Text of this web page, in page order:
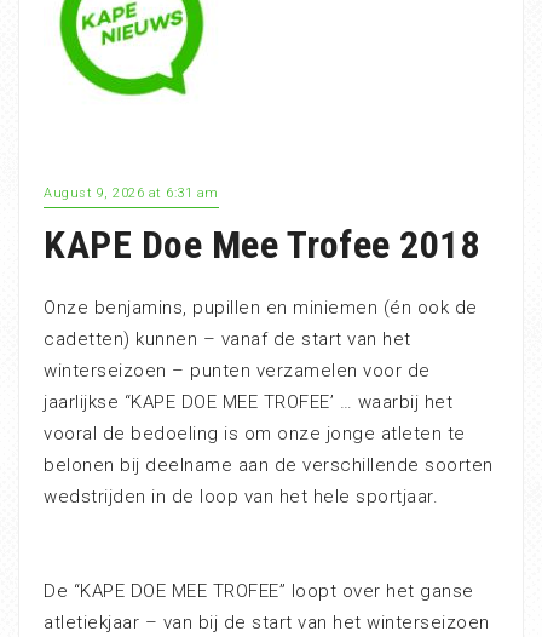
August 9, 2026 at 6:31 am
KAPE Doe Mee Trofee 2018
Onze benjamins, pupillen en miniemen (én ook de
cadetten) kunnen – vanaf de start van het
winterseizoen – punten verzamelen voor de
jaarlijkse “KAPE DOE MEE TROFEE’ … waarbij het
vooral de bedoeling is om onze jonge atleten te
belonen bij deelname aan de verschillende soorten
wedstrijden in de loop van het hele sportjaar.
De “KAPE DOE MEE TROFEE” loopt over het ganse
atletiekjaar – van bij de start van het winterseizoen